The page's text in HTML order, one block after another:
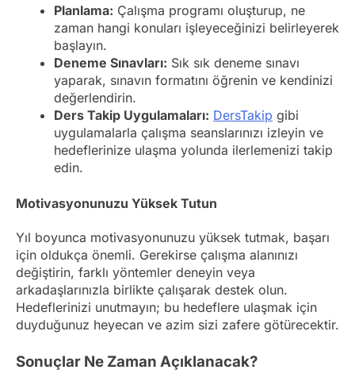
Planlama: Çalışma programı oluşturup, ne
zaman hangi konuları işleyeceğinizi belirleyerek
başlayın.
Deneme Sınavları: Sık sık deneme sınavı
yaparak, sınavın formatını öğrenin ve kendinizi
değerlendirin.
Ders Takip Uygulamaları: DersTakip gibi
uygulamalarla çalışma seanslarınızı izleyin ve
hedeflerinize ulaşma yolunda ilerlemenizi takip
edin.
Motivasyonunuzu Yüksek Tutun
Yıl boyunca motivasyonunuzu yüksek tutmak, başarı
için oldukça önemli. Gerekirse çalışma alanınızı
değiştirin, farklı yöntemler deneyin veya
arkadaşlarınızla birlikte çalışarak destek olun.
Hedeflerinizi unutmayın; bu hedeflere ulaşmak için
duyduğunuz heyecan ve azim sizi zafere götürecektir.
Sonuçlar Ne Zaman Açıklanacak?